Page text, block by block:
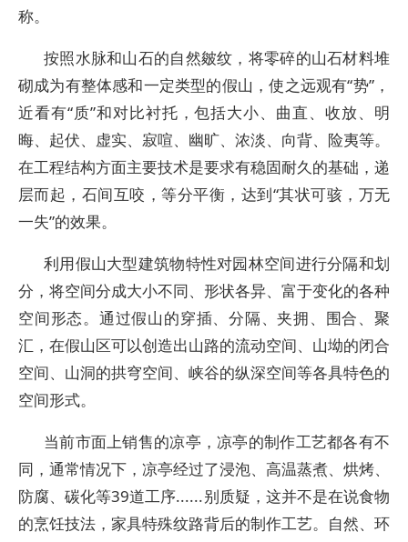
称。
按照水脉和山石的自然皴纹，将零碎的山石材料堆
砌成为有整体感和一定类型的假山，使之远观有“势”，
近看有“质”和对比衬托，包括大小、曲直、收放、明
晦、起伏、虚实、寂喧、幽旷、浓淡、向背、险夷等。
在工程结构方面主要技术是要求有稳固耐久的基础，递
层而起，石间互咬，等分平衡，达到“其状可骇，万无
一失”的效果。
利用假山大型建筑物特性对园林空间进行分隔和划
分，将空间分成大小不同、形状各异、富于变化的各种
空间形态。通过假山的穿插、分隔、夹拥、围合、聚
汇，在假山区可以创造出山路的流动空间、山坳的闭合
空间、山洞的拱穹空间、峡谷的纵深空间等各具特色的
空间形式。
当前市面上销售的凉亭，凉亭的制作工艺都各有不
同，通常情况下，凉亭经过了浸泡、高温蒸煮、烘烤、
防腐、碳化等39道工序......别质疑，这并不是在说食物
的烹饪技法，家具特殊纹路背后的制作工艺。自然、环